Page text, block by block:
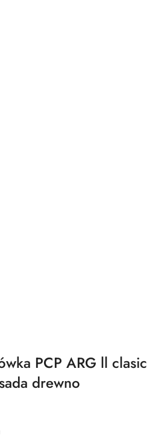
PCP ARG ll clasic
drewno